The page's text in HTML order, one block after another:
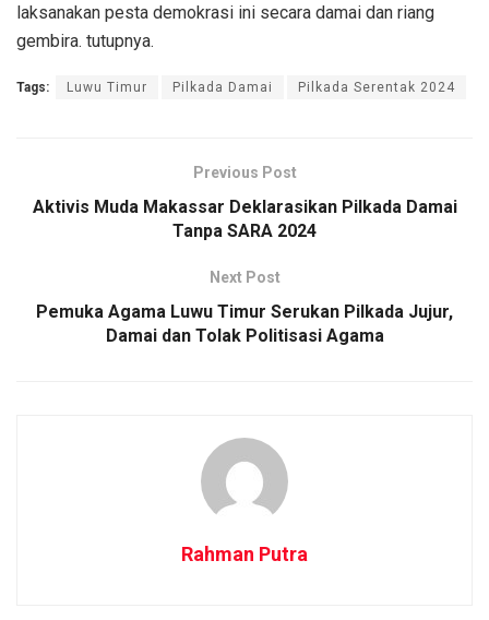
laksanakan pesta demokrasi ini secara damai dan riang
gembira. tutupnya.
Tags: Luwu Timur Pilkada Damai Pilkada Serentak 2024
Previous Post
Aktivis Muda Makassar Deklarasikan Pilkada Damai
Tanpa SARA 2024
Next Post
Pemuka Agama Luwu Timur Serukan Pilkada Jujur,
Damai dan Tolak Politisasi Agama
Rahman Putra